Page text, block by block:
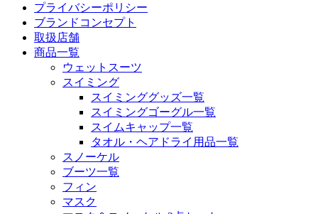
プライバシーポリシー
ブランドコンセプト
取扱店舗
商品一覧
ウェットスーツ
スイミング
スイミンググッズ一覧
スイミングゴーグル一覧
スイムキャップ一覧
タオル・ヘアドライ用品一覧
スノーケル
ブーツ一覧
フィン
マスク